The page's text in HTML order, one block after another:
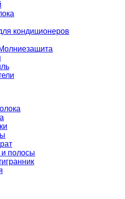
кондиционеров
полосы